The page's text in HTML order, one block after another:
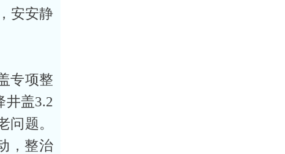
安安静
专项整
井盖3.2
题。
，整治